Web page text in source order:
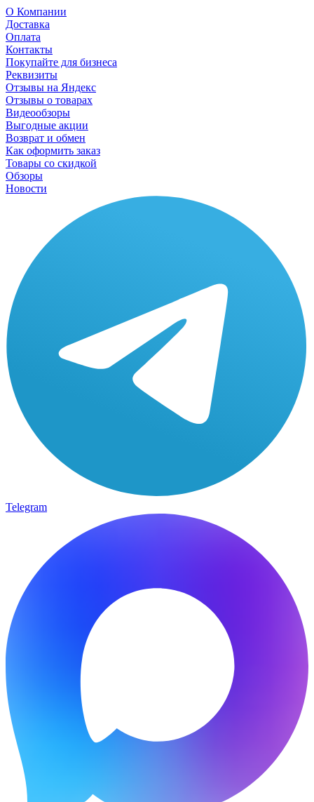
О Компании
Доставка
Оплата
Контакты
Покупайте для бизнеса
Реквизиты
Отзывы на Яндекс
Отзывы о товарах
Видеообзоры
Выгодные акции
Возврат и обмен
Как оформить заказ
Товары со скидкой
Обзоры
Новости
Telegram